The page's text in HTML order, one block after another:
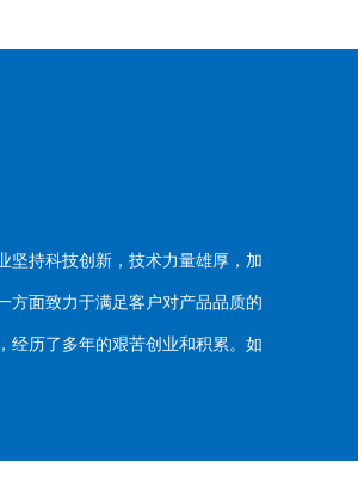
持科技创新，技术力量雄厚，加
面致力于满足客户对产品品质的
历了多年的艰苦创业和积累。如